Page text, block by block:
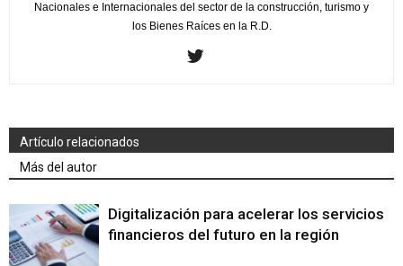
Nacionales e Internacionales del sector de la construcción, turismo y
los Bienes Raíces en la R.D.
Artículo relacionados
Más del autor
Digitalización para acelerar los servicios
financieros del futuro en la región